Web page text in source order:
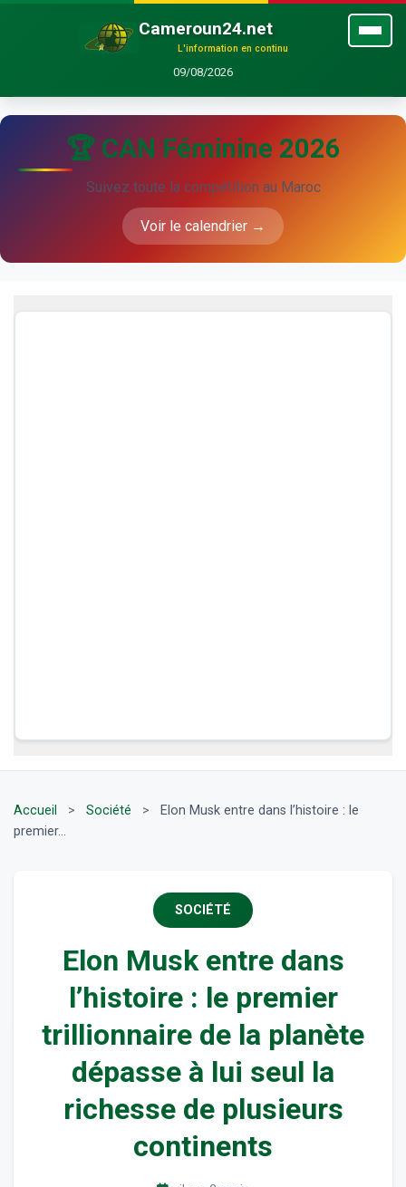
Cameroun24.net
L'information en continu
09/08/2026
🏆 CAN Féminine 2026
Suivez toute la compétition au Maroc
Voir le calendrier →
Accueil > Société >
Elon Musk entre dans l’histoire : le
premier...
SOCIÉTÉ
Elon Musk entre dans
l’histoire : le premier
trillionnaire de la planète
dépasse à lui seul la
richesse de plusieurs
continents